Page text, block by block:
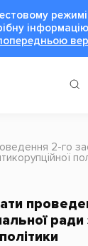
2-го
ради